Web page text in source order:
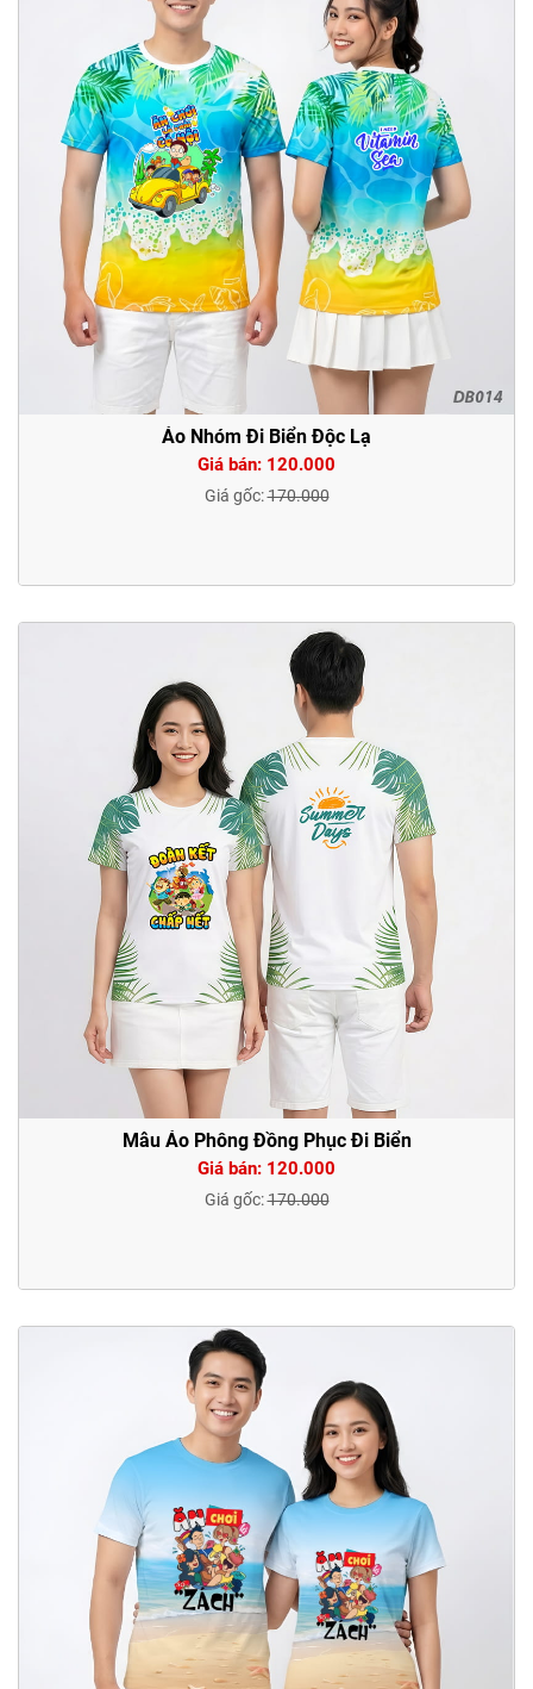
Áo Nhóm Đi Biển Độc Lạ
Giá bán: 120.000
Giá gốc:170.000
Mẫu Áo Phông Đồng Phục Đi Biển
Giá bán: 120.000
Giá gốc:170.000